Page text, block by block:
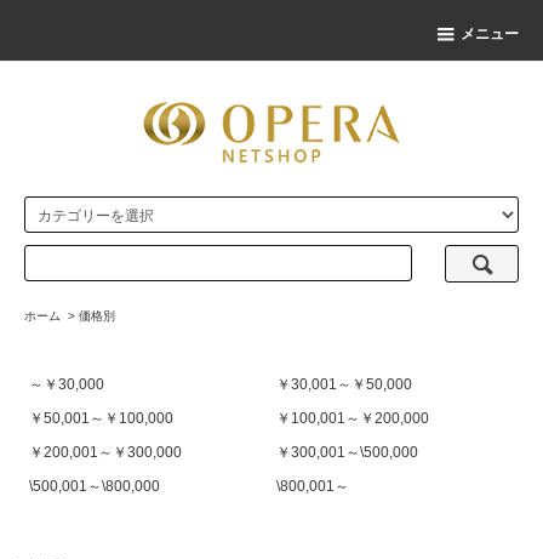
メニュー
ホーム > 価格別
～￥30,000
￥30,001～￥50,000
￥50,001～￥100,000
￥100,001～￥200,000
￥200,001～￥300,000
￥300,001～\500,000
\500,001～\800,000
\800,001～